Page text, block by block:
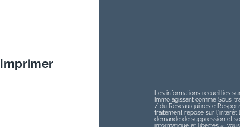
Imprimer
Les informations recueillies
Immo agissant comme Sous-
/ du Réseau qui reste
traitement repose sur l'intérêt
demande de suppression et
informatique et libertés », vous